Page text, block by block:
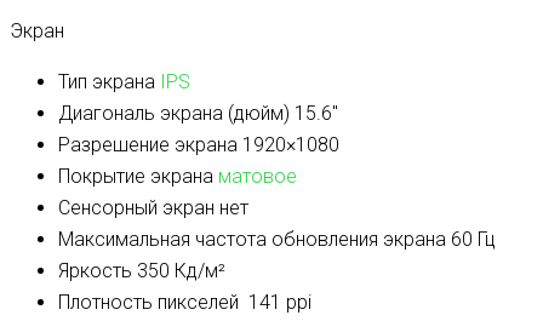
Экран
Тип экрана IPS
Диагональ экрана (дюйм) 15.6″
Разрешение экрана 1920×1080
Покрытие экрана матовое
Сенсорный экран нет
Максимальная частота обновления экрана 60 Гц
Яркость 350 Кд/м²
Плотность пикселей 141 ppi